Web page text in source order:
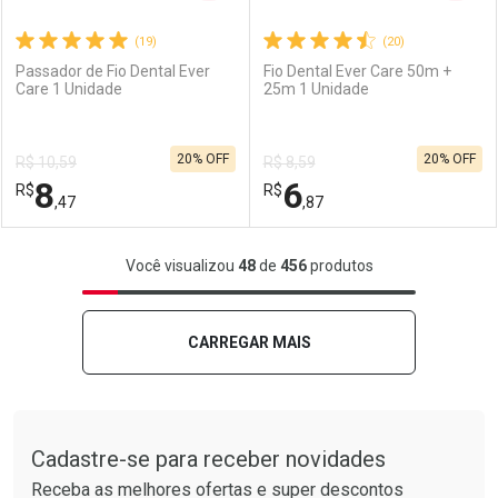
Comprar sem Desconto
Por R$ 12,47/cada
Comprar sem Desconto
Por R$ 12,47/cada
Comprar sem Desconto
Por R$ 8,47/cada
Comprar sem Desconto
Por R$ 8,47/cada
(19)
Passador de Fio Dental Ever
Care 1 Unidade
R$ 10,59
R$8,47
20% OFF
FECHAR
Laboratório
FECHAR
Por Menos
(20)
Fio Dental Ever Care 50m +
25m 1 Unidade
R$ 8,59
R$6,87
20% OFF
Laboratório
Por Menos
Você visualizou 48de 456produtos
CARREGAR MAIS
Cadastre-se para receber novidades
Receba as melhores ofertas e super descontos